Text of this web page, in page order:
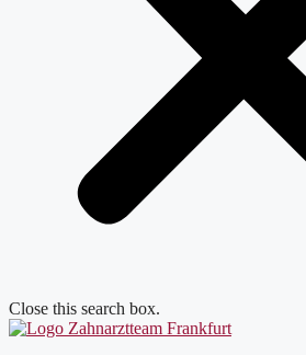
Close this search box.